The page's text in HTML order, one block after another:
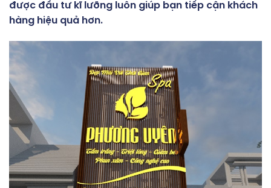
được đầu tư kĩ lưỡng luôn giúp bạn tiếp cận khách
hàng hiệu quả hơn.